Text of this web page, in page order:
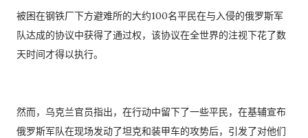
被困在钢铁厂下方避难所的大约100名平民在与入侵的俄罗斯军
队达成的协议中获得了通过权，该协议在全世界的注视下花了数
天时间才得以执行。
然而，乌克兰官员指出，在行动中留下了一些平民，在基辅宣布
俄罗斯军队在现场发动了坦克和装甲车的攻势后，引发了对他们